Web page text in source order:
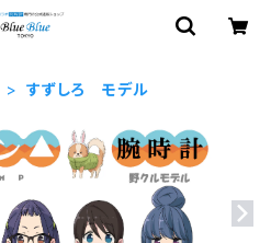
すずしろ モデル